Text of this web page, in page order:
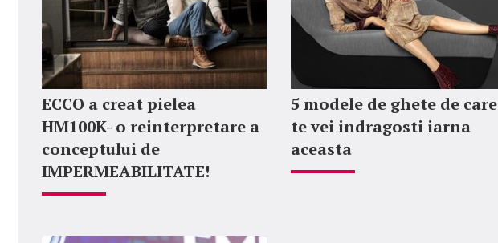
ECCO a creat pielea
HM100K- o reinterpretare a
conceptului de
IMPERMEABILITATE!
5 modele de ghete de care
te vei indragosti iarna
aceasta